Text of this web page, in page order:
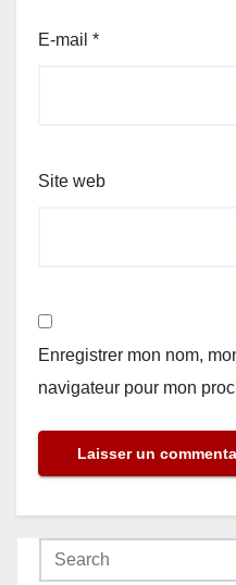
E-mail *
Site web
Enregistrer mon nom,
navigateur pour mon